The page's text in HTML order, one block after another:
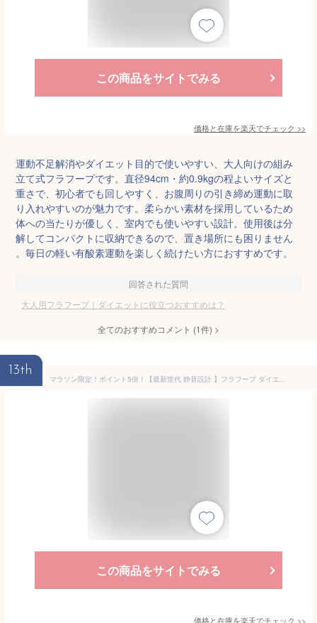
この商品をサイトでみる
価格と在庫を楽天でチェック >>
運動不足解消やダイエット目的で使いやすい、大人向けの組み
立て式フラフープです。直径94cm・約0.9kgの程よいサイズと
重さで、初心者でも回しやすく、お腹周りの引き締め運動に取
り入れやすいのが魅力です。柔らかい素材を採用しているため
体への当たりが優しく、室内でも使いやすい設計。使用後は分
解してコンパクトに収納できるので、置き場所にも困りません
。毎日の軽い有酸素運動を楽しく続けたい方におすすめです。
回答された質問
大人用フラフープ｜ダイエットに役立つおすすめは？
全てのおすすめコメント (1件) >
13th
マラソン限定！ポイント5倍！【最新世代 静音設計 】フラフープ ダイエット 柔らかい 大人用ソフトスプリングフラフープ エクササイズグッズ 折りたたみ式 有酸素運動 健康器具 日本語説明書 トフラフープ くびれ フラフープ 初心者 筋トレ
この商品をサイトでみる
価格と在庫を楽天でチェック >>